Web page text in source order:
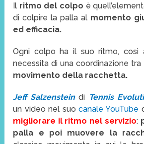
Il ritmo del colpo è
di colpire la palla al momento
ed efficacia.
Ogni colpo ha il suo ritmo, così
necessita di una coordinazione tra
movimento della racchetta.
Jeff Salzensteindi Tennis
un video nel suo canale YouTube
migliorare il ritmo nel servizio:
palla e poi muovere la